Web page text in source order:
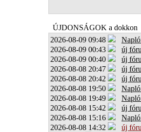
ÚJDONSÁGOK a dokkon
2026-08-09 09:48
2026-08-09 00:43
új
2026-08-09 00:40
új
2026-08-08 20:47
új
2026-08-08 20:42
új
2026-08-08 19:50
2026-08-08 19:49
2026-08-08 15:42
új
2026-08-08 15:16
2026-08-08 14:32
új